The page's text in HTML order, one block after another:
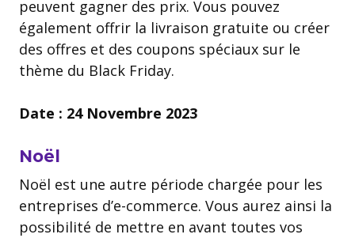
peuvent gagner des prix. Vous pouvez
également offrir la livraison gratuite ou créer
des offres et des coupons spéciaux sur le
thème du Black Friday.
Date : 24 Novembre 2023
Noël
Noël est une autre période chargée pour les
entreprises d’e-commerce. Vous aurez ainsi la
possibilité de mettre en avant toutes vos